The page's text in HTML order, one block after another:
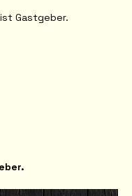
ist Gastgeber.